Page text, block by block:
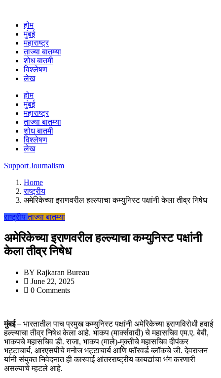
होम
मुंबई
महाराष्ट्र
ताज्या बातम्या
शोध बातमी
विश्लेषण
लेख
होम
मुंबई
महाराष्ट्र
ताज्या बातम्या
शोध बातमी
विश्लेषण
लेख
Support Journalism
Home
राष्ट्रीय
अमेरिकेच्या इराणवरील हल्ल्याचा कम्युनिस्ट पक्षांनी केला तीव्र निषेध
राष्ट्रीय ताज्या बातम्या
अमेरिकेच्या इराणवरील हल्ल्याचा कम्युनिस्ट पक्षांनी
केला तीव्र निषेध
BY Rajkaran Bureau
June 22, 2025
0 Comments
मुंबई– भारतातील पाच प्रमुख कम्युनिस्ट पक्षांनी अमेरिकेच्या इराणविरोधी हवाई
हल्ल्याचा तीव्र निषेध केला आहे. भाकप (मार्क्सवादी) चे महासचिव एम.ए. बेबी,
भाकपचे महासचिव डी. राजा, भाकप (माले)-मुक्तीचे महासचिव दीपंकर
भट्टाचार्य, आरएसपीचे मनोज भट्टाचार्य आणि फॉरवर्ड ब्लॉकचे जी. देवराजन
यांनी संयुक्त निवेदनात ही कारवाई आंतरराष्ट्रीय कायद्यांचा भंग करणारी
असल्याचे म्हटले आहे.